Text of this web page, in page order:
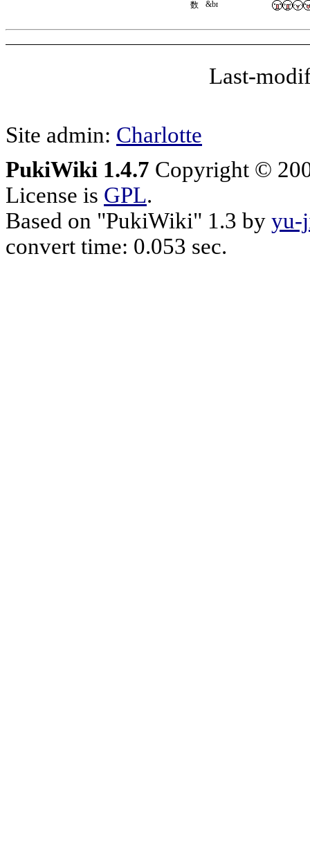
Last-
Site admin: Charlotte
PukiWiki 1.4.7 Copyright ©
License is GPL.
Based on "PukiWiki" 1.3 by yu-
convert time: 0.053 sec.